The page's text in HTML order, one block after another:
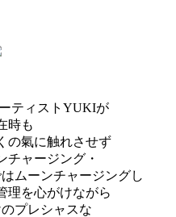
ティストYUKIが
時も
の氣に触れさせず
チャージング・
ムーンチャージングし
理を心がけながら
プレシャスな